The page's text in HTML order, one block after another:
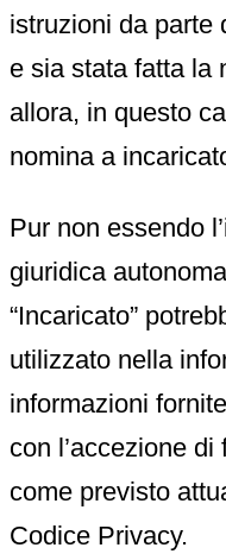
istruzioni da parte
e sia stata fatta la
allora, in questo
nomina a
Pur non essendo
giuridica
“Incaricato”
utilizzato nella
informazioni
con l’accezione
come previsto
Codice Privacy.